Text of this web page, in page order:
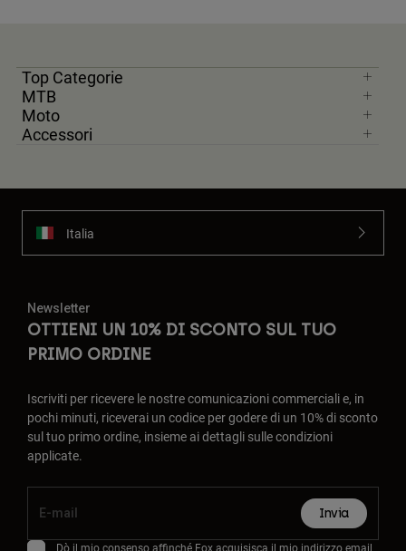
Top Categorie
MTB
Moto
Accessori
Italia
Newsletter
OTTIENI UN 10% DI SCONTO SUL TUO
PRIMO ORDINE
Iscriviti per ricevere le nostre comunicazioni commerciali e, in
pochi minuti, riceverai un codice per godere di un 10% di sconto
sul tuo primo ordine, insieme ai dettagli sulle condizioni
applicate.
Invia
Dò il mio consenso affinché Fox acquisisca il mio indirizzo email